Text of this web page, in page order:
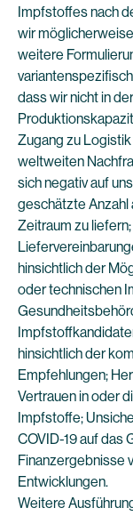
Impfstoffes nach
wir
weitere
dass wir nicht in
Zugang zu
weltweiten
sich negativ auf
geschätzte
Zeitraum zu
hinsichtlich der
oder technischen
hinsichtlich der
Empfehlungen;
Vertrauen in oder
Impfstoffe;
COVID-19 auf das
Finanzergebnisse
Entwicklungen.
Weitere